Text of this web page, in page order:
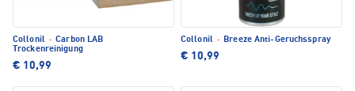
Collonil · Carbon LAB
Trockenreinigung
€ 10,99
Collonil · Breeze Anti-Geruchsspray
€ 10,99